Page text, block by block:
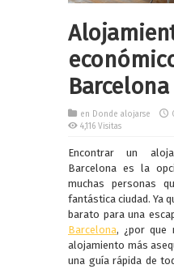
Barcelona
en Donde alojarse
4,116 Visitas
Encontrar un
Barcelona es la
muchas personas
fantástica ciudad. Ya
barato para una
Barcelona, ¿por que
alojamiento más
una guía rápida de